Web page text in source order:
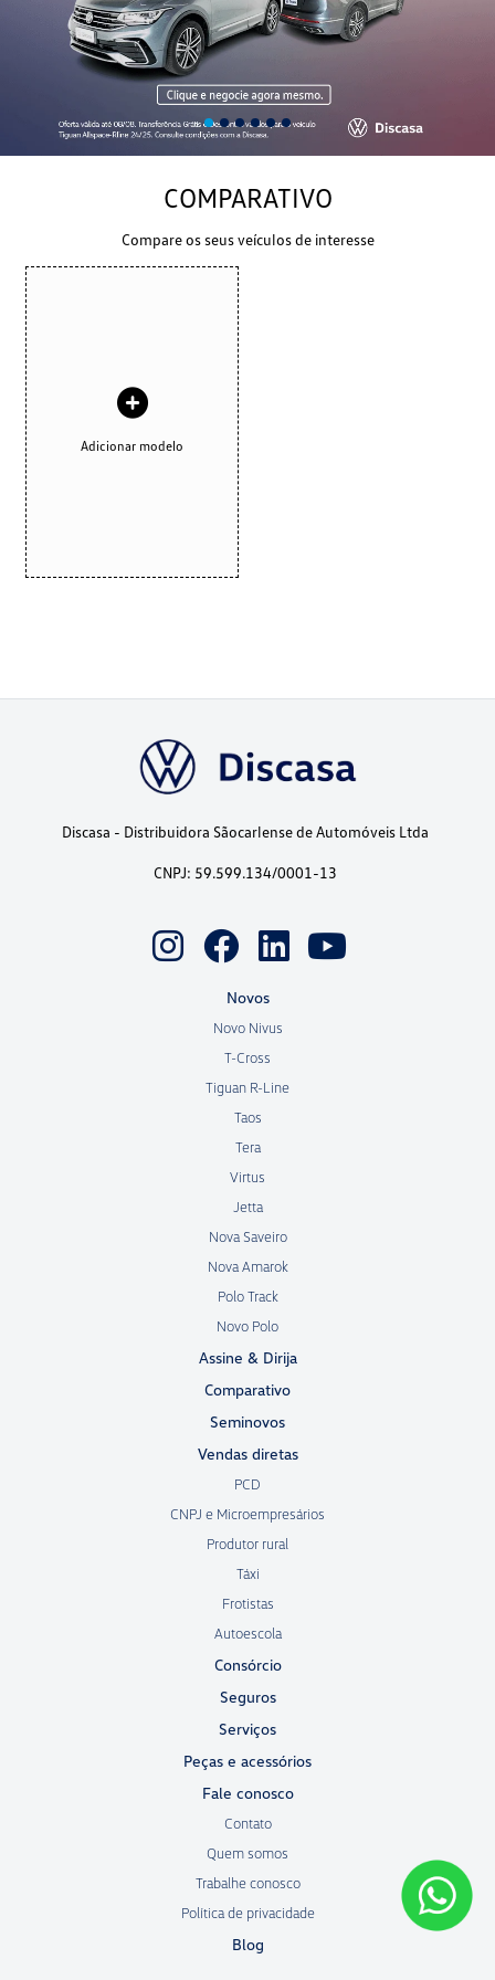
COMPARATIVO
Compare os seus veículos de interesse
Adicionar modelo
Discasa - Distribuidora Sãocarlense de Automóveis Ltda
CNPJ: 59.599.134/0001-13
Novos
Novo Nivus
T-Cross
Tiguan R-Line
Taos
Tera
Virtus
Jetta
Nova Saveiro
Nova Amarok
Polo Track
Novo Polo
Assine & Dirija
Comparativo
Seminovos
Vendas diretas
PCD
CNPJ e Microempresários
Produtor rural
Táxi
Frotistas
Autoescola
Consórcio
Seguros
Serviços
Peças e acessórios
Fale conosco
Contato
Quem somos
Trabalhe conosco
Política de privacidade
Blog